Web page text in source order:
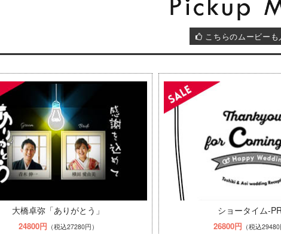
こちらのムービーも
大橋卓弥「ありがとう」
24800円 （税込27280円）
ショータイム-
26800円 （税込29480